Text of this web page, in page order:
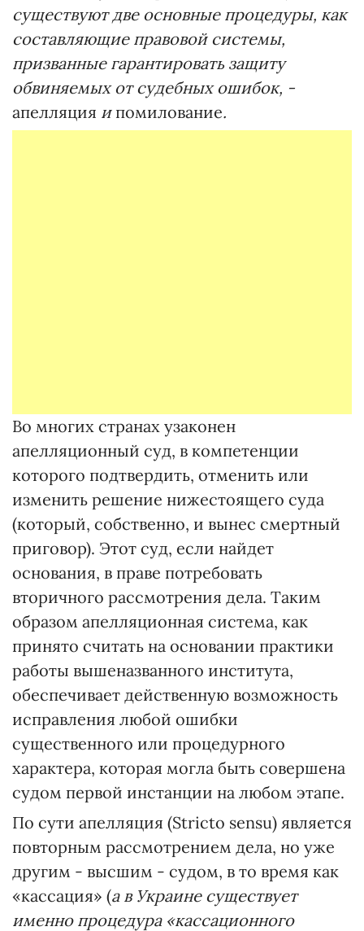
существуют две основные процедуры, как
составляющие правовой системы,
призванные гарантировать защиту
обвиняемых от судебных ошибок, -
апелляция ипомилование.
Во многих странах узаконен
апелляционный суд, в компетенции
которого подтвердить, отменить или
изменить решение нижестоящего суда
(который, собственно, и вынес смертный
приговор). Этот суд, если найдет
основания, в праве потребовать
вторичного рассмотрения дела. Таким
образом апелляционная система, как
принято считать на основании практики
работы вышеназванного института,
обеспечивает действенную возможность
исправления любой ошибки
существенного или процедурного
характера, которая могла быть совершена
судом первой инстанции на любом этапе.
По сути апелляция (Stricto sensu) является
повторным рассмотрением дела, но уже
другим - высшим - судом, в то время как
«кассация» (а в Украине существует
именно процедура «кассационного